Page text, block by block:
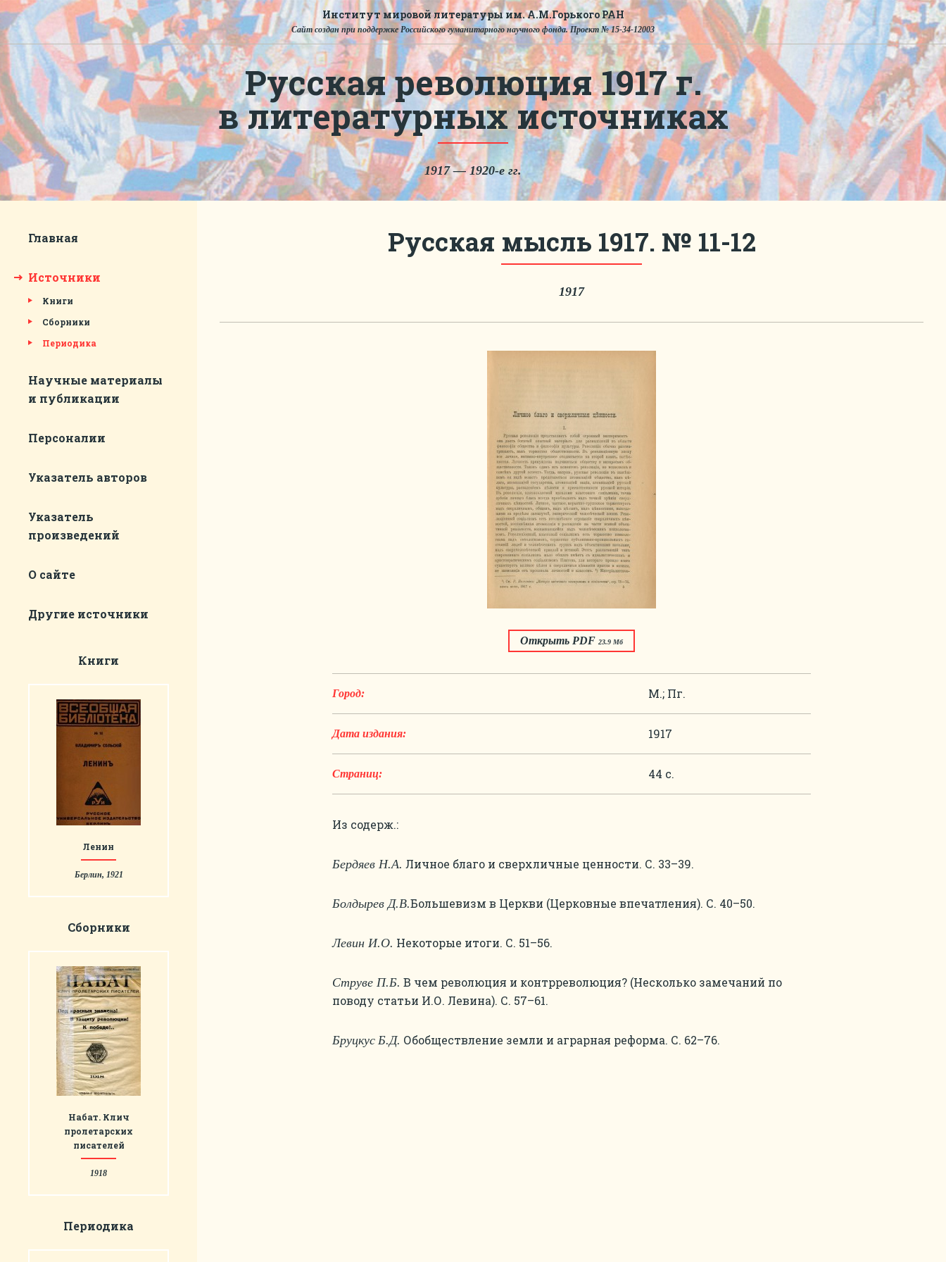
Институт мировой литературы им. А.М.Горького РАН
Сайт создан при поддержке Российского гуманитарного научного фонда. Проект № 15-34-12003
Русская революция 1917 г.
в литературных источниках
1917 — 1920-е гг.
Главная
Источники
Книги
Сборники
Периодика
Научные материалы
и публикации
Персоналии
Указатель авторов
Указатель
произведений
О сайте
Другие источники
Книги
Ленин
Берлин, 1921
Сборники
Набат. Клич
пролетарских
писателей
1918
Периодика
Русская мысль 1917. № 11-12
1917
Открыть PDF 23.9 Мб
Город: М.; Пг.
Дата издания: 1917
Страниц: 44 с.
Из содерж.:
Бердяев Н.А. Личное благо и сверхличные ценности. С. 33–39.
Болдырев Д.В.Большевизм в Церкви (Церковные впечатления). С. 40–50.
Левин И.О. Некоторые итоги. С. 51–56.
Струве П.Б. В чем революция и контрреволюция? (Несколько замечаний по
поводу статьи И.О. Левина). С. 57–61.
Бруцкус Б.Д. Обобществление земли и аграрная реформа. С. 62–76.